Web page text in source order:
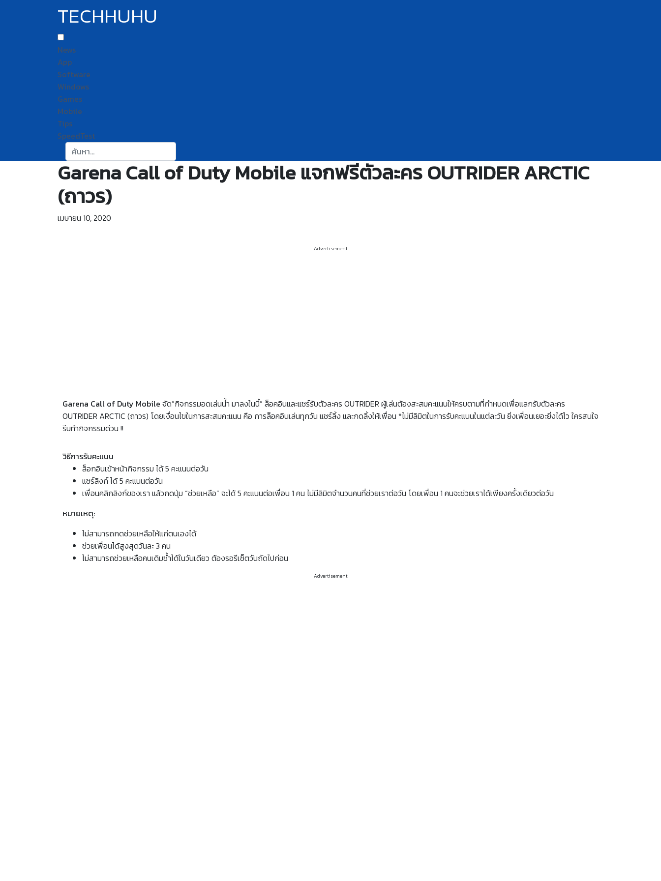
TECHHUHU
News
App
Software
Windows
Games
Mobile
Tips
SpeedTest
ค้นหา:
Garena Call of Duty Mobile แจกฟรีตัวละคร OUTRIDER ARCTIC
(ถาวร)
เมษายน 10, 2020
Advertisement
Garena Call of Duty Mobile จัด”กิจกรรมอดเล่นน้ำ มาลงในนี้” ล็อคอินและแชร์รับตัวละคร OUTRIDER ผู้เล่นต้องสะสมคะแนนให้ครบตามที่กำหนดเพื่อแลกรับตัวละคร
OUTRIDER ARCTIC (ถาวร) โดยเงื่อนไขในการสะสมคะแนน คือ การล็อคอินเล่นทุกวัน แชร์ลิ้ง และกดลิ้งให้เพื่อน *ไม่มีลิมิตในการรับคะแนนในแต่ละวัน ยิ่งเพื่อนเยอะยิ่งได้ไว ใครสนใจ
รีบทำกิจกรรมด่วน !!
วิธีการรับคะแนน
ล็อกอินเข้าหน้ากิจกรรม ได้ 5 คะแนนต่อวัน
แชร์ลิงก์ ได้ 5 คะแนนต่อวัน
เพื่อนคลิกลิงก์ของเรา แล้วกดปุ่ม “ช่วยเหลือ” จะได้ 5 คะแนนต่อเพื่อน 1 คน ไม่มีลิมิตจำนวนคนที่ช่วยเราต่อวัน โดยเพื่อน 1 คนจะช่วยเราได้เพียงครั้งเดียวต่อวัน
หมายเหตุ:
ไม่สามารถกดช่วยเหลือให้แก่ตนเองได้
ช่วยเพื่อนได้สูงสุดวันละ 3 คน
ไม่สามารถช่วยเหลือคนเดิมซ้ำได้ในวันเดียว ต้องรอรีเซ็ตวันถัดไปก่อน
Advertisement